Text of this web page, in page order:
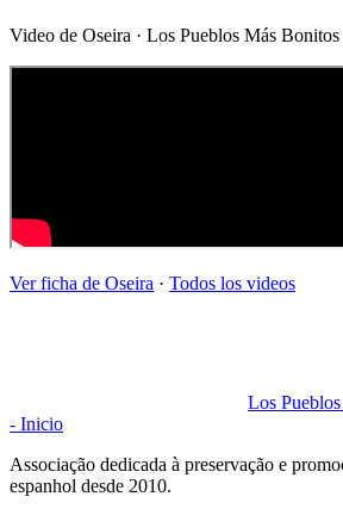
Video de Oseira · Los Pueblos Más Bonitos
Ver ficha de Oseira · Todos los videos
Los
- Inicio
Associação dedicada à preservação e
espanhol desde 2010.